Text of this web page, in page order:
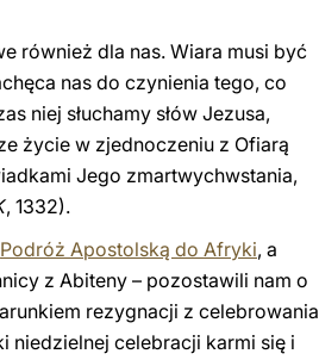
również dla nas. Wiara musi być
nas do czynienia tego, co
niej słuchamy słów Jezusa,
życie w zjednoczeniu z Ofiarą
Jego zmartwychwstania,
, 1332).
Podróż Apostolską do Afryki, a
z Abiteny – pozostawili nam o
rezygnacji z celebrowania
niedzielnej celebracji karmi się i